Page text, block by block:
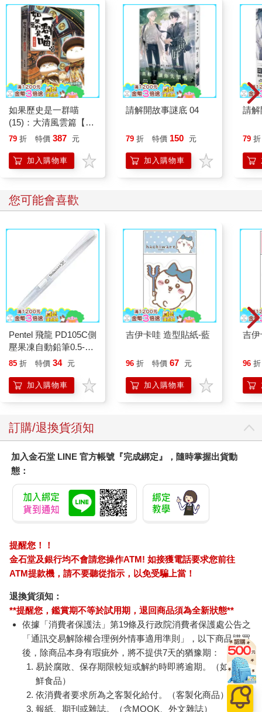
如果歷史是一群喵
(15)：大清風雲篇【萌
貓漫畫學歷史】
79 折 特價 387 元
加入購物車
請解開故事謎底 04
79 折 特價 150 元
加入購物車
請解
79 折
您可能會喜歡
Pentel 飛龍 PD105C側
壓果凍自動鉛筆0.5-白
桿
85 折 特價 34 元
加入購物車
吉伊卡哇 造型貼紙-藍
96 折 特價 67 元
加入購物車
吉
96 折
訂購/退換貨須知
加入金石堂 LINE 官方帳號『完成綁定』，隨時掌握出貨動
態：
提醒您！！
金石堂及銀行均不會請您操作ATM! 如接獲電話要求您前往
ATM提款機，請不要聽從指示，以免受騙上當！
退換貨須知：
**提醒您，鑑賞期不等於試用期，退回商品須為全新狀態**
依據「消費者保護法」第19條及行政院消費者保護處公告之
「通訊交易解除權合理例外情事適用準則」，以下商品購買
後，除商品本身有瑕疵外，將不提供7天的猶豫期：
易於腐敗、保存期限較短或解約時即將逾期。（如：生
鮮食品）
依消費者要求所為之客製化給付。（客製化商品）
報紙、期刊或雜誌。（含MOOK、外文雜誌）